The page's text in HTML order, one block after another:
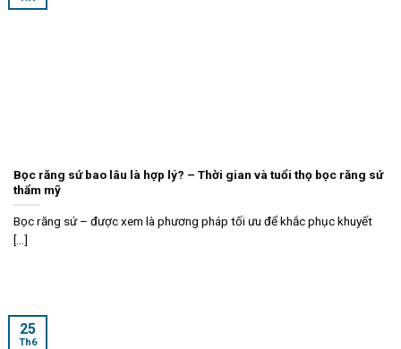
Bọc răng sứ bao lâu là hợp lý? – Thời gian và tuổi thọ bọc răng sứ
thẩm mỹ
Bọc răng sứ – được xem là phương pháp tối ưu để khắc phục khuyết
[...]
25
Th6